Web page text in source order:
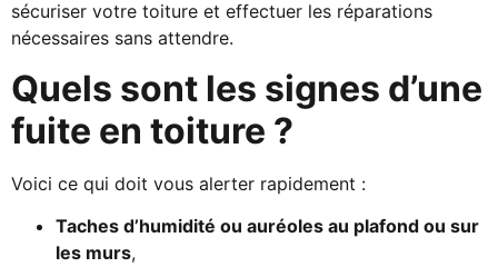
sécuriser votre toiture et effectuer les réparations
nécessaires sans attendre.
Quels sont les signes d’une
fuite en toiture ?
Voici ce qui doit vous alerter rapidement :
Taches d’humidité ou auréoles au plafond ou sur
les murs,